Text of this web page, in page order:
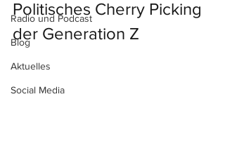
Radio und Podcast
Blog
Aktuelles
Social Media
Politisches Cherry Picking
der Generation Z